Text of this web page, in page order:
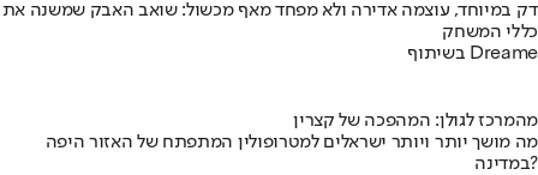
דק במיוחד, עוצמה אדירה ולא מפחד מאף מכשול: שואב האבק שמשנה את
כללי המשחק
בשיתוף Dreame
מהמרכז לגולן: המהפכה של קצרין
מה מושך יותר ויותר ישראלים למטרופולין המתפתח של האזור היפה
במדינה?